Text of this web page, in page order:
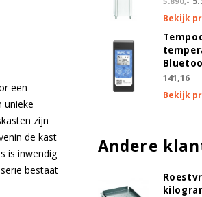
vloeistofhouder
Maak een keuze
tochtdeuren (set 3 binnendeuren, kan niet worden gecombineerd met draadrooster
Tochtdeuren (set 3
een
unieke
zijn
de kast
is inwendig
bestaat
Bekijk
141,16
Bekijk
Andere